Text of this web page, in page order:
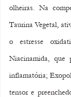
olheiras. Na
Taurina Vegetal,
o estresse
Niacinamida, que
inflamatória;
tensor e